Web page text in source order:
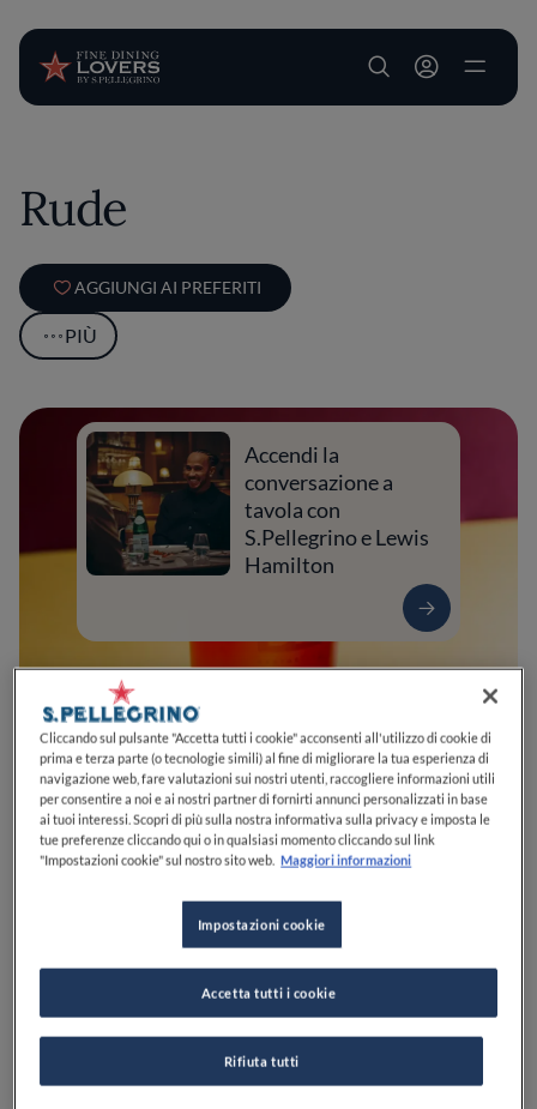
User account
Rude
AGGIUNGI AI PREFERITI
PIÙ
0 0 0 0 0
Accendi la
conversazione a
tavola con
S.Pellegrino e Lewis
Hamilton
Via dei Castani, 22800171RomaRMItalia
PREZZO
Cliccando sul pulsante "Accetta tutti i cookie" acconsenti all'utilizzo di cookie di
prima e terza parte (o tecnologie simili) al fine di migliorare la tua esperienza di
navigazione web, fare valutazioni sui nostri utenti, raccogliere informazioni utili
per consentire a noi e ai nostri partner di fornirti annunci personalizzati in base
ai tuoi interessi. Scopri di più sulla nostra informativa sulla privacy e imposta le
tue preferenze cliccando qui o in qualsiasi momento cliccando sul link
"Impostazioni cookie" sul nostro sito web. Maggiori informazioni
Impostazioni cookie
Rifiuta tutti
Accetta tutti i cookie